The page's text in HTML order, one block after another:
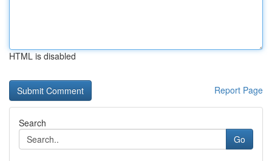
HTML is disabled
Report Page
Search
Go